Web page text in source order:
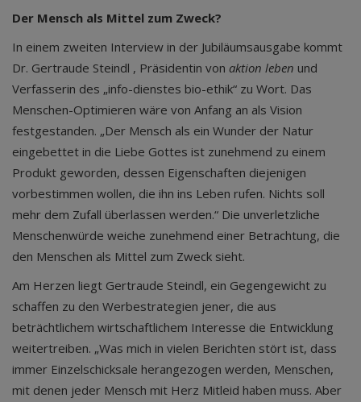
Der Mensch als Mittel zum Zweck?
In einem zweiten Interview in der Jubiläumsausgabe kommt
Dr. Gertraude Steindl , Präsidentin von aktion leben und
Verfasserin des „info-dienstes bio-ethik“ zu Wort. Das
Menschen-Optimieren wäre von Anfang an als Vision
festgestanden. „Der Mensch als ein Wunder der Natur
eingebettet in die Liebe Gottes ist zunehmend zu einem
Produkt geworden, dessen Eigenschaften diejenigen
vorbestimmen wollen, die ihn ins Leben rufen. Nichts soll
mehr dem Zufall überlassen werden.“ Die unverletzliche
Menschenwürde weiche zunehmend einer Betrachtung, die
den Menschen als Mittel zum Zweck sieht.
Am Herzen liegt Gertraude Steindl, ein Gegengewicht zu
schaffen zu den Werbestrategien jener, die aus
beträchtlichem wirtschaftlichem Interesse die Entwicklung
weitertreiben. „Was mich in vielen Berichten stört ist, dass
immer Einzelschicksale herangezogen werden, Menschen,
mit denen jeder Mensch mit Herz Mitleid haben muss. Aber